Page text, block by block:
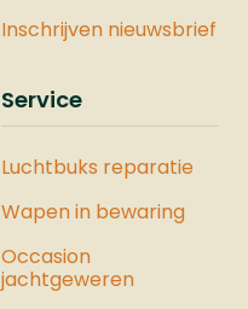
Inschrijven nieuwsbrief
Service
Luchtbuks reparatie
Wapen in bewaring
Occasion
jachtgeweren